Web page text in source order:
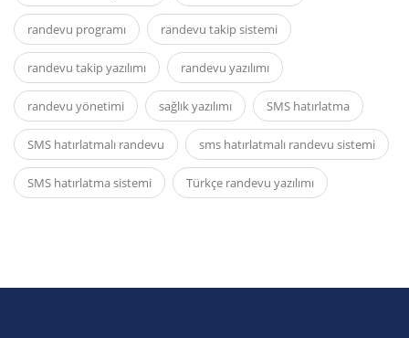
randevu programı randevu takip sistemi
randevu takip yazılımı randevu yazılımı
randevu yönetimi sağlık yazılımı SMS hatırlatma
SMS hatırlatmalı randevu sms hatırlatmalı randevu sistemi
SMS hatırlatma sistemi Türkçe randevu yazılımı